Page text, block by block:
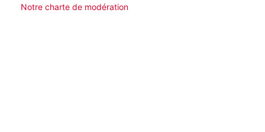
Notre charte de modération